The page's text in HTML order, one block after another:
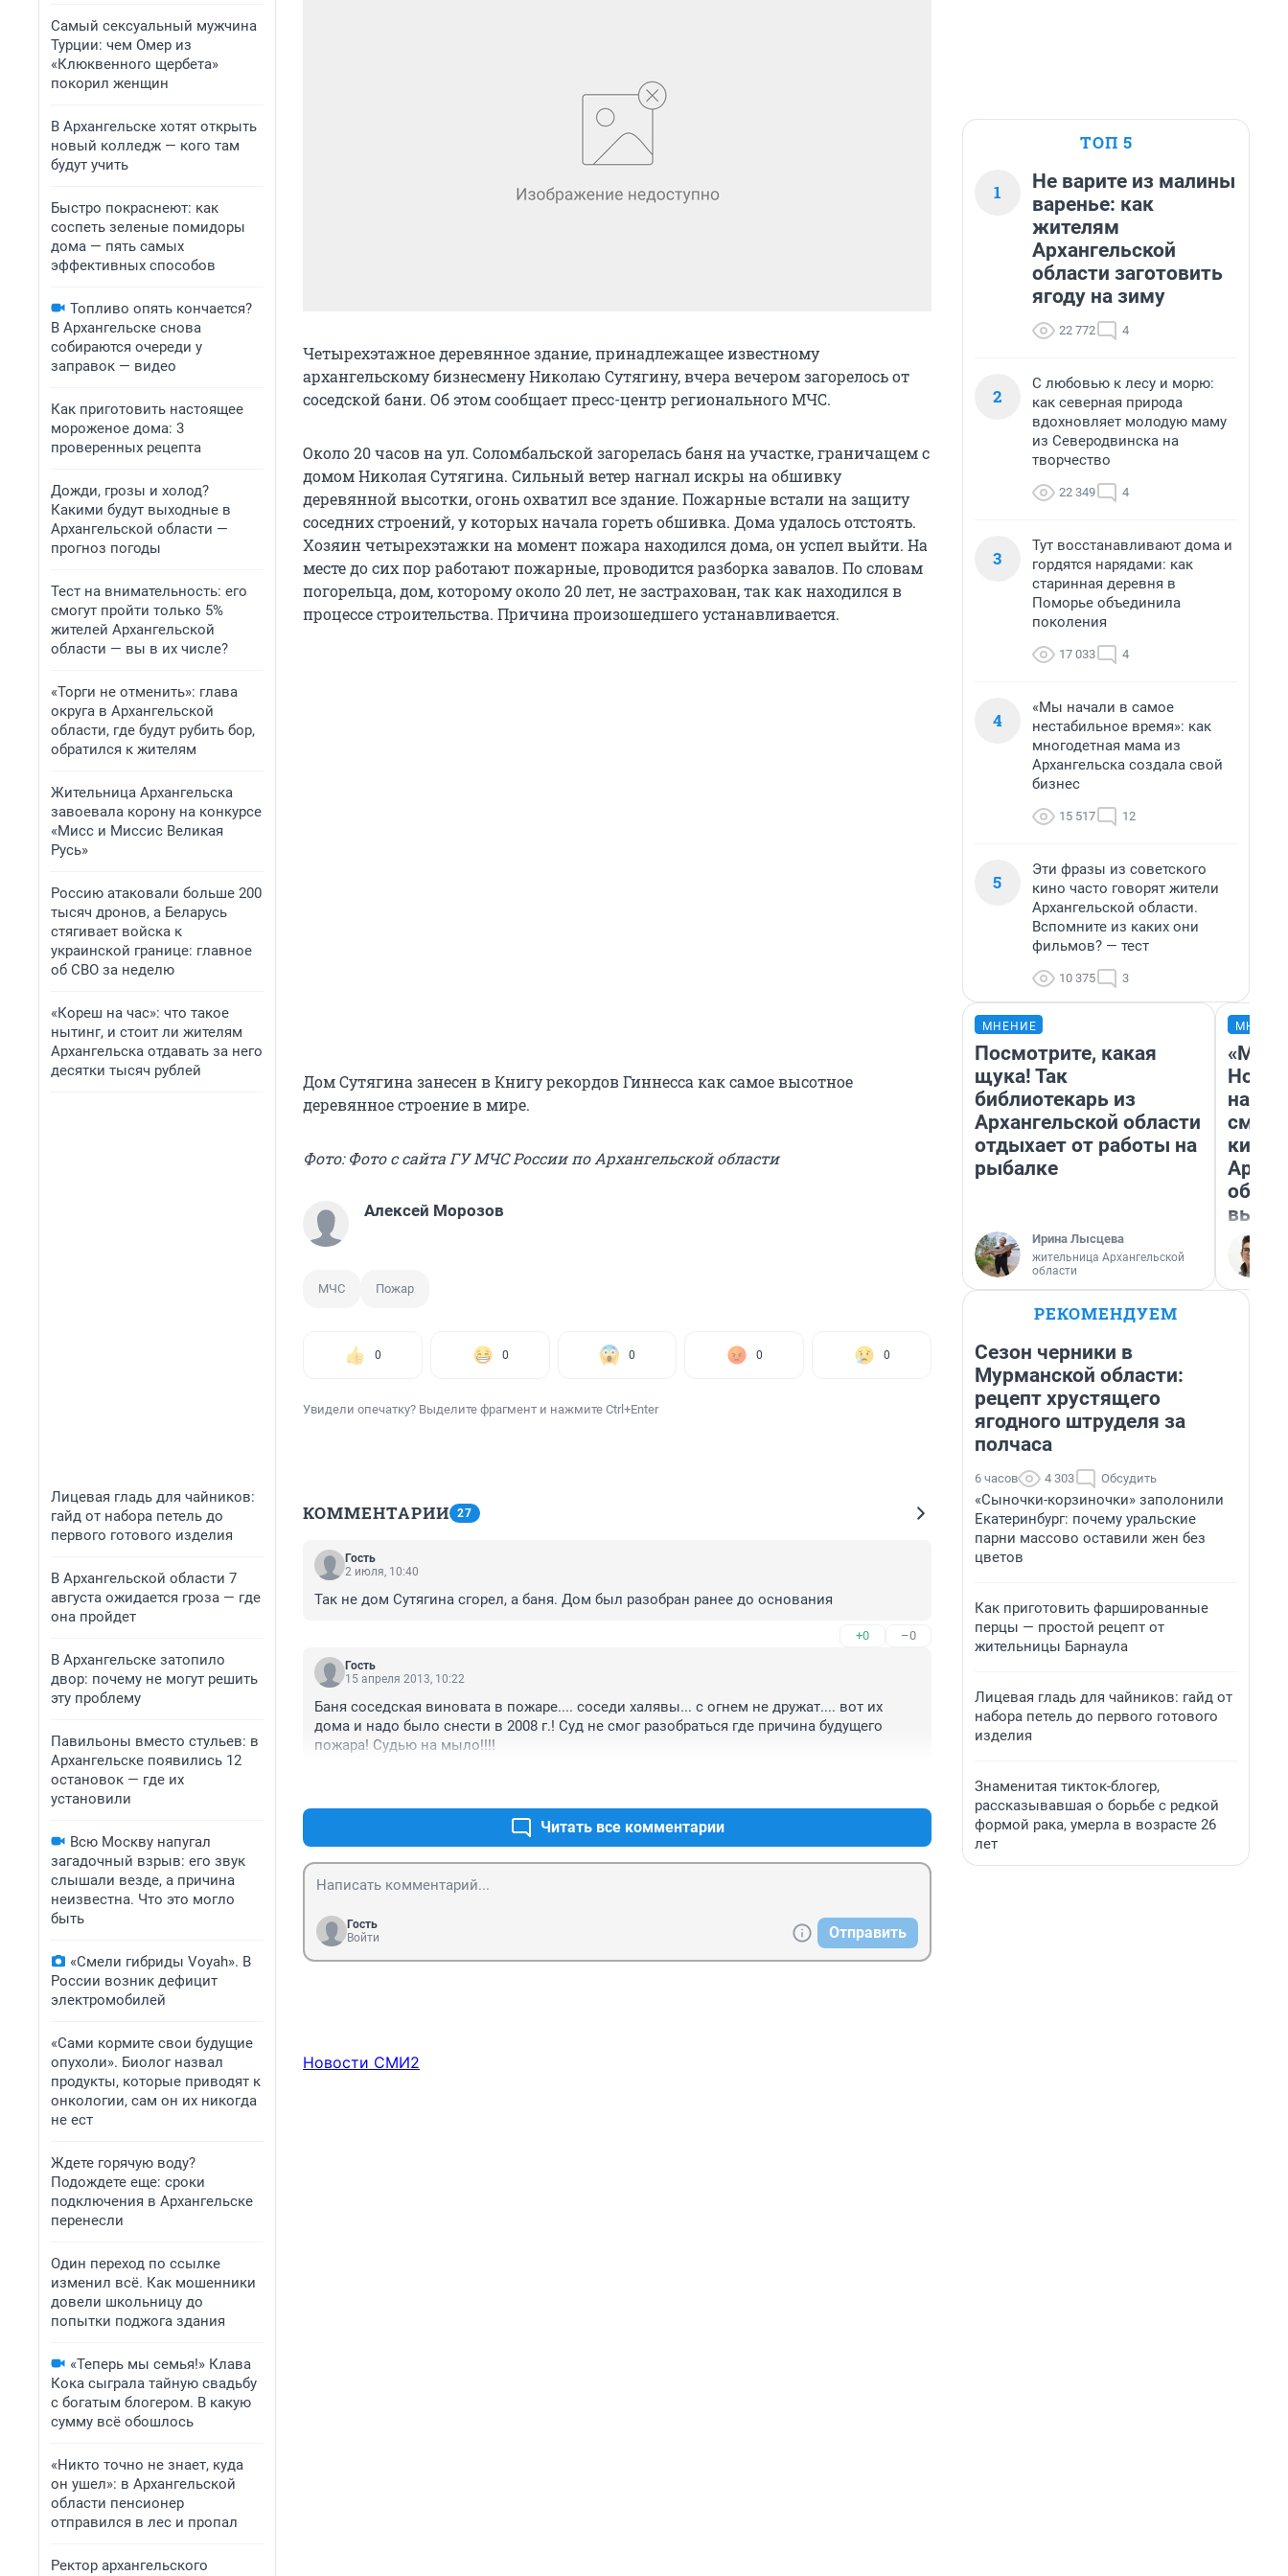
Самый сексуальный мужчина
Турции: чем Омер из
«Клюквенного щербета»
покорил женщин
В Архангельске хотят открыть
новый колледж — кого там
будут учить
Быстро покраснеют: как
соспеть зеленые помидоры
дома — пять самых
эффективных способов
Топливо опять кончается?
В Архангельске снова
собираются очереди у
заправок — видео
Как приготовить настоящее
мороженое дома: 3
проверенных рецепта
Дожди, грозы и холод?
Какими будут выходные в
Архангельской области —
прогноз погоды
Тест на внимательность: его
смогут пройти только 5%
жителей Архангельской
области — вы в их числе?
«Торги не отменить»: глава
округа в Архангельской
области, где будут рубить бор,
обратился к жителям
Жительница Архангельска
завоевала корону на конкурсе
«Мисс и Миссис Великая
Русь»
Россию атаковали больше 200
тысяч дронов, а Беларусь
стягивает войска к
украинской границе: главное
об СВО за неделю
«Кореш на час»: что такое
нытинг, и стоит ли жителям
Архангельска отдавать за него
десятки тысяч рублей
Лицевая гладь для чайников:
гайд от набора петель до
первого готового изделия
В Архангельской области 7
августа ожидается гроза — где
она пройдет
В Архангельске затопило
двор: почему не могут решить
эту проблему
Павильоны вместо стульев: в
Архангельске появились 12
остановок — где их
установили
Всю Москву напугал
загадочный взрыв: его звук
слышали везде, а причина
неизвестна. Что это могло
быть
«Смели гибриды Voyah». В
России возник дефицит
электромобилей
«Сами кормите свои будущие
опухоли». Биолог назвал
продукты, которые приводят к
онкологии, сам он их никогда
не ест
Ждете горячую воду?
Подождете еще: сроки
подключения в Архангельске
перенесли
Один переход по ссылке
изменил всё. Как мошенники
довели школьницу до
попытки поджога здания
«Теперь мы семья!» Клава
Кока сыграла тайную свадьбу
с богатым блогером. В какую
сумму всё обошлось
«Никто точно не знает, куда
он ушел»: в Архангельской
области пенсионер
отправился в лес и пропал
Ректор архангельского
Четырехэтажное деревянное здание, принадлежащее известному
архангельскому бизнесмену Николаю Сутягину, вчера вечером загорелось от
соседской бани. Об этом сообщает пресс-центр регионального МЧС.
Около 20 часов на ул. Соломбальской загорелась баня на участке, граничащем с
домом Николая Сутягина. Сильный ветер нагнал искры на обшивку
деревянной высотки, огонь охватил все здание. Пожарные встали на защиту
соседних строений, у которых начала гореть обшивка. Дома удалось отстоять.
Хозяин четырехэтажки на момент пожара находился дома, он успел выйти. На
месте до сих пор работают пожарные, проводится разборка завалов. По словам
погорельца, дом, которому около 20 лет, не застрахован, так как находился в
процессе строительства. Причина произошедшего устанавливается.
Дом Сутягина занесен в Книгу рекордов Гиннесса как самое высотное
деревянное строение в мире.
Фото: Фото с сайта ГУ МЧС России по Архангельской области
Алексей Морозов
МЧС Пожар
0 0 0 0 0
Увидели опечатку? Выделите фрагмент и нажмите Ctrl+Enter
КОММЕНТАРИИ 27
Гость
2 июля, 10:40
Так не дом Сутягина сгорел, а баня. Дом был разобран ранее до основания
+0 –0
Гость
15 апреля 2013, 10:22
Баня соседская виновата в пожаре.... соседи халявы... с огнем не дружат.... вот их
дома и надо было снести в 2008 г.! Суд не смог разобраться где причина будущего
пожара! Судью на мыло!!!!
Читать все комментарии
Гость
Войти
Отправить
Новости СМИ2
ТОП 5
1
Не варите из малины
варенье: как
жителям
Архангельской
области заготовить
ягоду на зиму
22 772 4
2
С любовью к лесу и морю:
как северная природа
вдохновляет молодую маму
из Северодвинска на
творчество
22 349 4
3
Тут восстанавливают дома и
гордятся нарядами: как
старинная деревня в
Поморье объединила
поколения
17 033 4
4
«Мы начали в самое
нестабильное время»: как
многодетная мама из
Архангельска создала свой
бизнес
15 517 12
5
Эти фразы из советского
кино часто говорят жители
Архангельской области.
Вспомните из каких они
фильмов? — тест
10 375 3
МНЕНИЕ
Посмотрите, какая
щука! Так
библиотекарь из
Архангельской области
отдыхает от работы на
рыбалке
Ирина Лысцева
жительница Архангельской
области
«Мы
РЕКОМЕНДУЕМ
Сезон черники в
Мурманской области:
рецепт хрустящего
ягодного штруделя за
полчаса
6 часов 4 303 Обсудить
«Сыночки-корзиночки» заполонили
Екатеринбург: почему уральские
парни массово оставили жен без
цветов
Как приготовить фаршированные
перцы — простой рецепт от
жительницы Барнаула
Лицевая гладь для чайников: гайд от
набора петель до первого готового
изделия
Знаменитая тикток-блогер,
рассказывавшая о борьбе с редкой
формой рака, умерла в возрасте 26
лет